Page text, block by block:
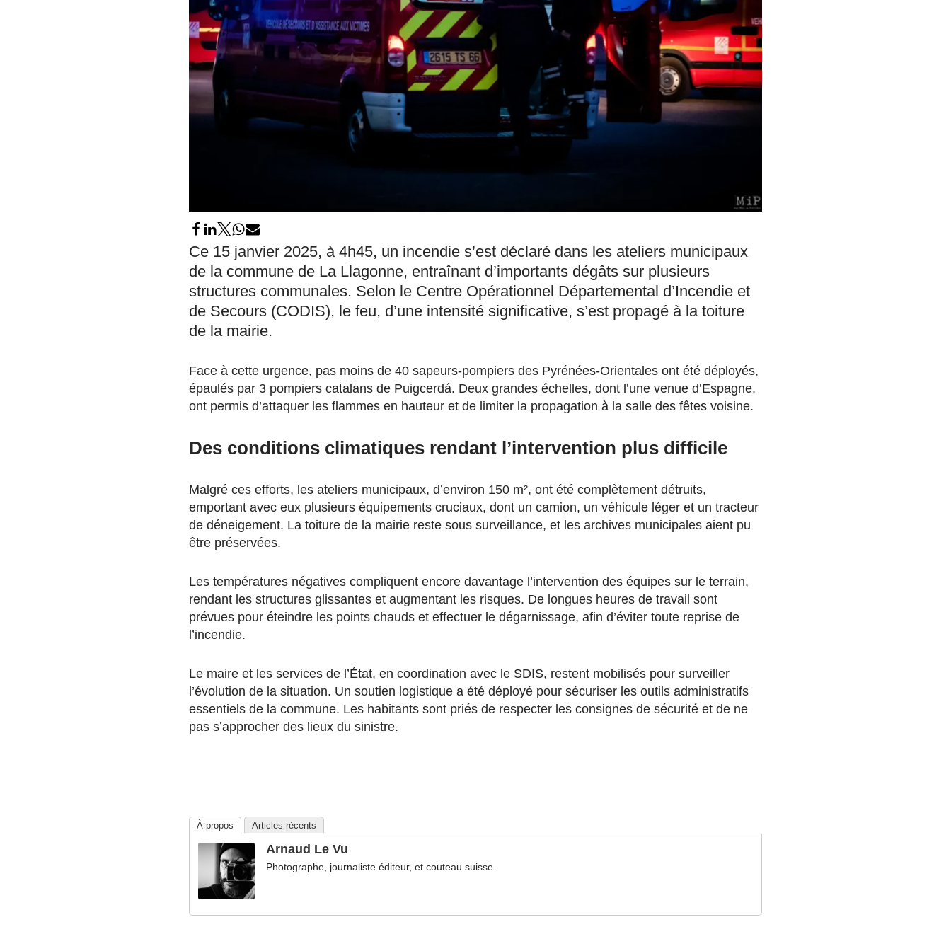
Ce 15 janvier 2025, à 4h45, un incendie s’est déclaré dans les ateliers municipaux
de la commune de La Llagonne, entraînant d’importants dégâts sur plusieurs
structures communales. Selon le Centre Opérationnel Départemental d’Incendie et
de Secours (CODIS), le feu, d’une intensité significative, s’est propagé à la toiture
de la mairie.
Face à cette urgence, pas moins de 40 sapeurs-pompiers des Pyrénées-Orientales ont été déployés,
épaulés par 3 pompiers catalans de Puigcerdá. Deux grandes échelles, dont l’une venue d’Espagne,
ont permis d’attaquer les flammes en hauteur et de limiter la propagation à la salle des fêtes voisine.
Des conditions climatiques rendant l’intervention plus difficile
Malgré ces efforts, les ateliers municipaux, d’environ 150 m², ont été complètement détruits,
emportant avec eux plusieurs équipements cruciaux, dont un camion, un véhicule léger et un tracteur
de déneigement. La toiture de la mairie reste sous surveillance, et les archives municipales aient pu
être préservées.
Les températures négatives compliquent encore davantage l’intervention des équipes sur le terrain,
rendant les structures glissantes et augmentant les risques. De longues heures de travail sont
prévues pour éteindre les points chauds et effectuer le dégarnissage, afin d’éviter toute reprise de
l’incendie.
Le maire et les services de l’État, en coordination avec le SDIS, restent mobilisés pour surveiller
l’évolution de la situation. Un soutien logistique a été déployé pour sécuriser les outils administratifs
essentiels de la commune. Les habitants sont priés de respecter les consignes de sécurité et de ne
pas s’approcher des lieux du sinistre.
À propos Articles récents
Arnaud Le Vu
Photographe, journaliste éditeur, et couteau suisse.